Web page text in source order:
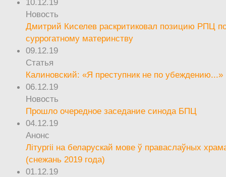
Новость
Дмитрий Киселев раскритиковал позицию РПЦ
суррогатному материнству
09.12.19
Статья
Калиновский: «Я преступник не по убеждению...»
06.12.19
Новость
Прошло очередное заседание синода БПЦ
04.12.19
Анонс
Літургіі на беларускай мове ў праваслаўных
(снежань 2019 года)
01.12.19